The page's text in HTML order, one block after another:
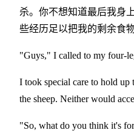
杀。你不想知道最后我身
些经历足以把我的剩余食
"Guys," I called to my four-
I took special care to hold up
the sheep. Neither would
"So, what do you think it's